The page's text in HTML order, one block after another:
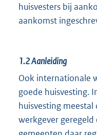
huisvesters bij
aankomst
1.2Aanleiding
Ook internationale
goede huisvesting.
huisvesting
werkgever